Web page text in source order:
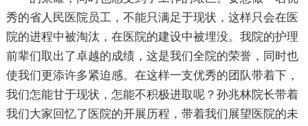
秀的省人民医院员工，不能只满足于现状，这样只会在医
院的进程中被淘汰，在医院的建设中被埋没。我院的护理
前辈们取出了卓越的成绩，这是我们全院的荣誉，同时也
使我们更添许多紧迫感。在这样一支优秀的团队带着下，
我们怎能甘于现状，怎能不积极进取呢？孙兆林院长带着
我们大家回忆了医院的开展历程，带着我们展望医院的未